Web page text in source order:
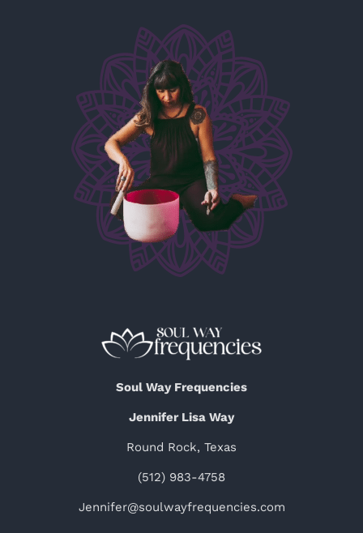
Soul Way Frequencies
Jennifer Lisa Way
Round Rock, Texas
(512) 983-4758
Jennifer@soulwayfrequencies.com